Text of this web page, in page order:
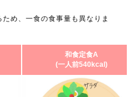
め、一食の食事量も異なりま
和食定食A
(一人前540kcal)